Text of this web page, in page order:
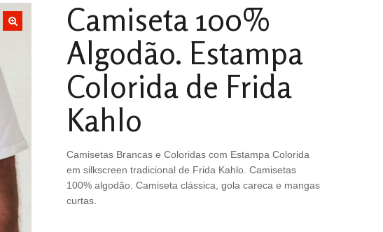
Lute Como
Che Guevara
Frida Kahlo
Marighella
Heróis do Araguaia
Sair
Camiseta 100%
Algodão. Estampa
Colorida de Frida
Kahlo
Camisetas Brancas e Coloridas com Estampa Colorida
em silkscreen tradicional de Frida Kahlo. Camisetas
100% algodão. Camiseta clássica, gola careca e mangas
curtas.